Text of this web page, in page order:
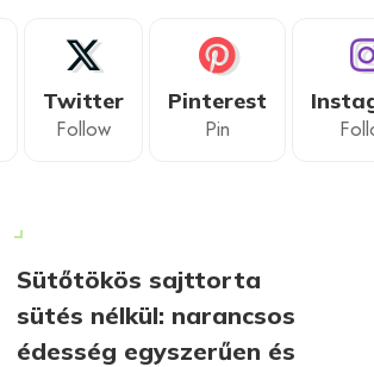
Twitter
Follow
Pinterest
Pin
Sütőtökös sajttorta
sütés nélkül: narancsos
édesség egyszerűen és